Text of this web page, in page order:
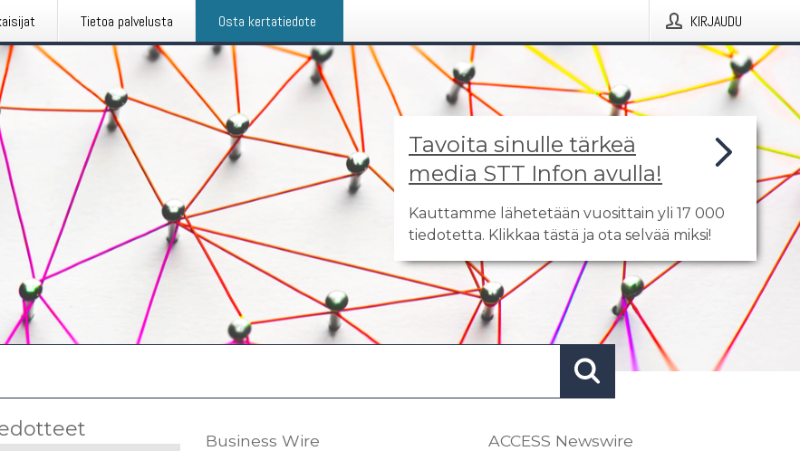
Tietoa palvelusta Osta kertatiedote KIRJAUDU
Tavoita sinulle tärkeä
media STT Infon avulla!
Kauttamme lähetetään vuosittain yli 17 000
tiedotetta. Klikkaa tästä ja ota selvää miksi!
Business Wire ACCESS Newswire